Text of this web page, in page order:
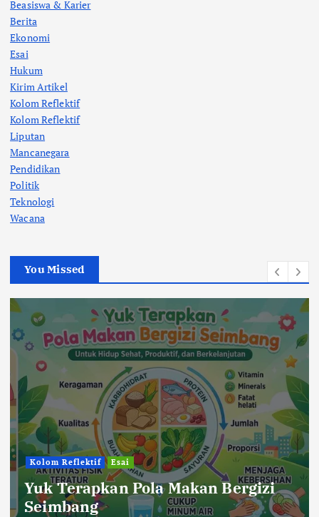
Beasiswa & Karier
Berita
Ekonomi
Esai
Hukum
Kirim Artikel
Kolom Reflektif
Kolom Reflektif
Liputan
Mancanegara
Pendidikan
Politik
Teknologi
Wacana
You Missed
Kolom Reflektif Esai
Yuk Terapkan Pola Makan Bergizi
Seimbang